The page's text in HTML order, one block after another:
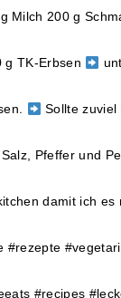
Milch 200 g
g TK-Erbsen
Sollte zuviel
Pfeffer und
damit ich
#rezepte
#recipes